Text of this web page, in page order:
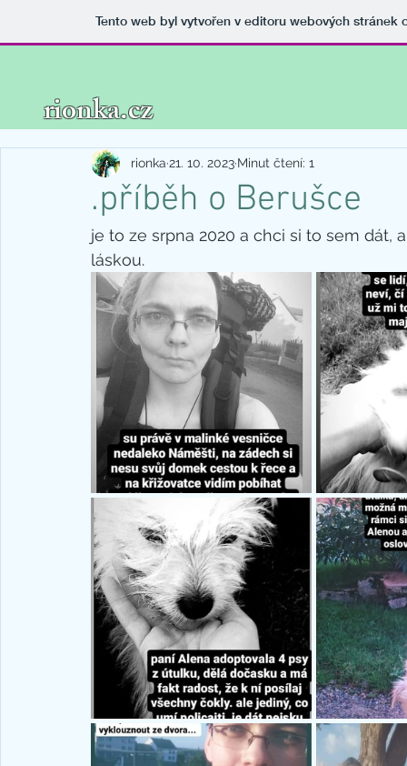
Tento web byl vytvořen v editoru webových stránek
rionka.cz
.příběh o Berušce
rionka 21. 10. 2023 Minut čtení: 1
je to ze srpna 2020 a chci si to sem
láskou.